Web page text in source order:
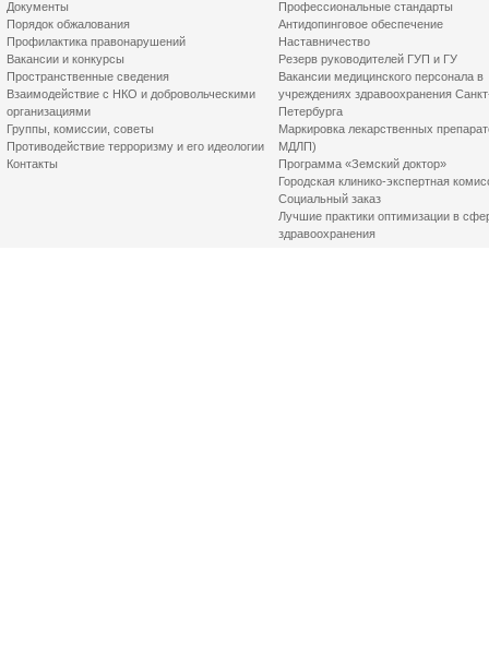
Документы
Порядок обжалования
Профилактика правонарушений
Вакансии и конкурсы
Пространственные сведения
Взаимодействие с НКО и добровольческими
организациями
Группы, комиссии, советы
Противодействие терроризму и его идеологии
Контакты
Профессиональные стандарты
Антидопинговое обеспечение
Наставничество
Резерв руководителей ГУП и ГУ
Вакансии медицинского персонала в
учреждениях здравоохранения
Петербурга
Маркировка лекарственных
МДЛП)
Программа «Земский доктор»
Городская клинико-экспертная
Социальный заказ
Лучшие практики оптимизации в
здравоохранения